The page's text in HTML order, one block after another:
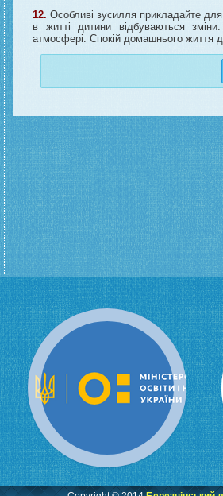
12. Особливі зусилля прикладайте
в житті дитини відбуваються
атмосфері. Спокій домашнього життя